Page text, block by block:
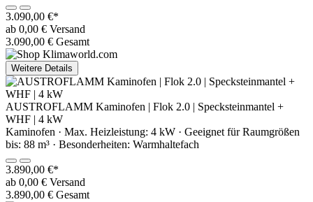
3.090,00 €*
ab 0,00 € Versand
3.090,00 € Gesamt
Weitere Details
AUSTROFLAMM Kaminofen | Flok 2.0 | Specksteinmantel +
WHF | 4 kW
Kaminofen · Max. Heizleistung: 4 kW · Geeignet für Raumgrößen
bis: 88 m³ · Besonderheiten: Warmhaltefach
3.890,00 €*
ab 0,00 € Versand
3.890,00 € Gesamt